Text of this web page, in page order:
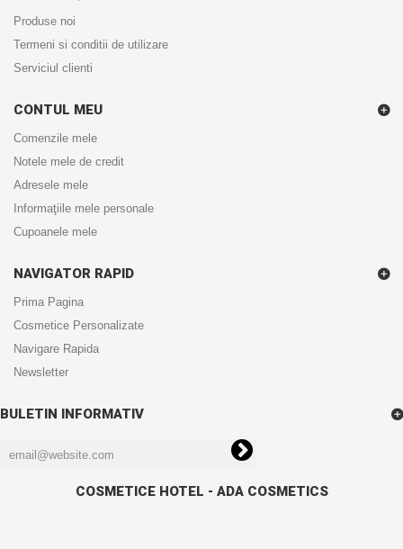
Produse noi
Termeni si conditii de utilizare
Serviciul clienti
CONTUL MEU
Comenzile mele
Notele mele de credit
Adresele mele
Informaţiile mele personale
Cupoanele mele
NAVIGATOR RAPID
Prima Pagina
Cosmetice Personalizate
Navigare Rapida
Newsletter
BULETIN INFORMATIV
COSMETICE HOTEL - ADA COSMETICS